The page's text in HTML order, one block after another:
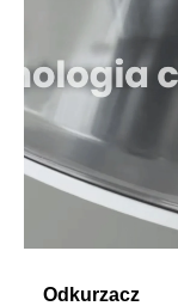
Odkurzacz